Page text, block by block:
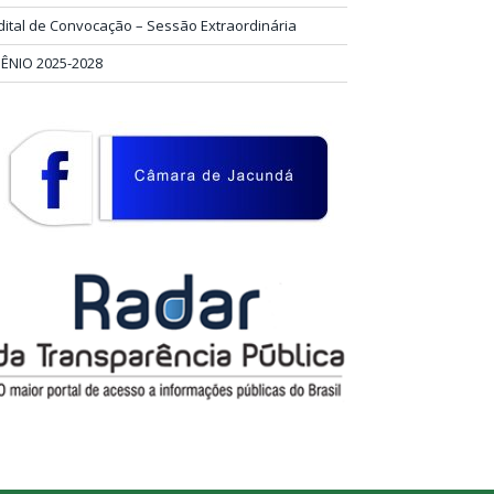
de Convocação – Sessão Extraordinária
2025-2028